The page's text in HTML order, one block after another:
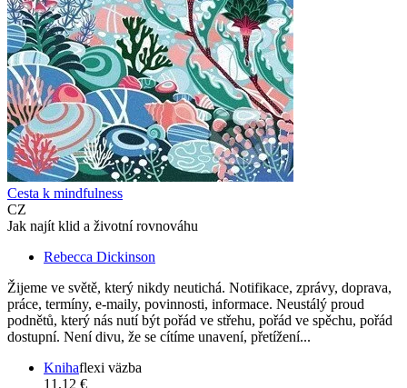
Cesta k mindfulness
CZ
Jak najít klid a životní rovnováhu
Rebecca Dickinson
Žijeme ve světě, který nikdy neutichá. Notifikace, zprávy, doprava,
práce, termíny, e-maily, povinnosti, informace. Neustálý proud
podnětů, který nás nutí být pořád ve střehu, pořád ve spěchu, pořád
dostupní. Není divu, že se cítíme unavení, přetížení...
Knihaflexi väzba
11,12 €